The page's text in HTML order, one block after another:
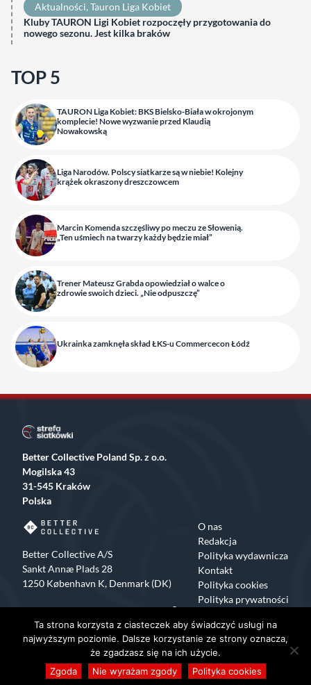
Aktualności, Tauron Liga Kobiet
Kluby TAURON Ligi Kobiet rozpoczęły przygotowania do
nowego sezonu. Jest kilka braków
TOP 5
TAURON Liga Kobiet: BKS Bielsko-Biała w okrojonym
komplecie! Nowe wyzwanie przed Klaudią
Nowakowską
Liga Narodów. Polscy siatkarze są w niebie! Kolejny
krążek okraszony dreszczowcem
Marcin Komenda szczęśliwy po meczu ze Słowenią.
„Ten uśmiech na twarzy każdy będzie miał”
Trener Mateusz Grabda opowiedział o walce o
zdrowie swoich dzieci. „Nie odpuszczę”
Ukrainka zamknęła skład ŁKS-u Commercecon Łódź
Better Collective Poland Sp. z o.o.
Mogilska 43
31-545 Kraków
Polska
Better Collective A/S
Sankt Annæ Plads 28
1250 København K, Denmark (DK)
O nas
Redakcja
Polityka wydawnicza
Kontakt
Polityka cookies
Polityka prywatności
Facebook
X Instagram
TikTok
Copyrights 2015-2024 Strefa Siatkówki All rights reserved
Ta strona korzysta z ciasteczek aby świadczyć usługi na
najwyższym poziomie. Dalsze korzystanie ze strony oznacza,
że zgadzasz się na ich użycie.
Zgoda
Nie wyrażam zgody Polityka cookies